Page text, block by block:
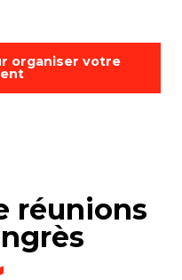
organiser votre
réunions